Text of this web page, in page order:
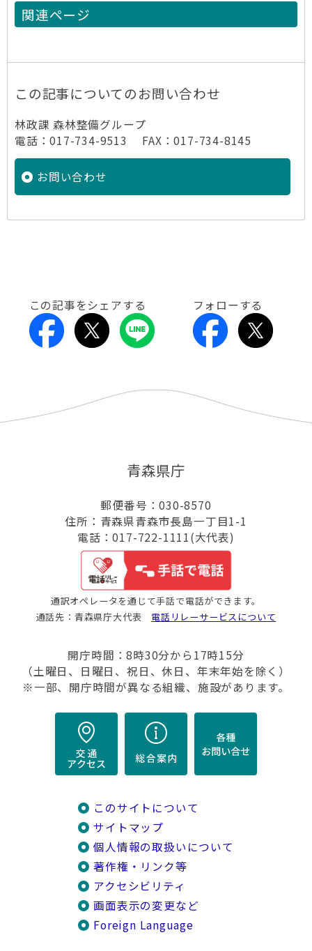
関連ページ
この記事についてのお問い合わせ
林政課 森林整備グループ
電話：017-734-9513 FAX：017-734-8145
お問い合わせ
この記事をシェアする フォローする
青森県庁
郵便番号：030-8570
住所：青森県青森市長島一丁目1-1
電話：017-722-1111(大代表)
通訳オペレータを通じて手話で電話ができます。
通話先：青森県庁大代表 電話リレーサービスについて
開庁時間：8時30分から17時15分
（土曜日、日曜日、祝日、休日、年末年始を除く）
※一部、開庁時間が異なる組織、施設があります。
このサイトについて
サイトマップ
個人情報の取扱いについて
著作権・リンク等
アクセシビリティ
画面表示の変更など
Foreign Language